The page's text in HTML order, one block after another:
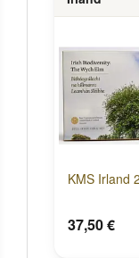
KMS Irland
37,50 €